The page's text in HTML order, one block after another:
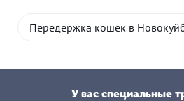
Передержка кошек в
У вас специальные